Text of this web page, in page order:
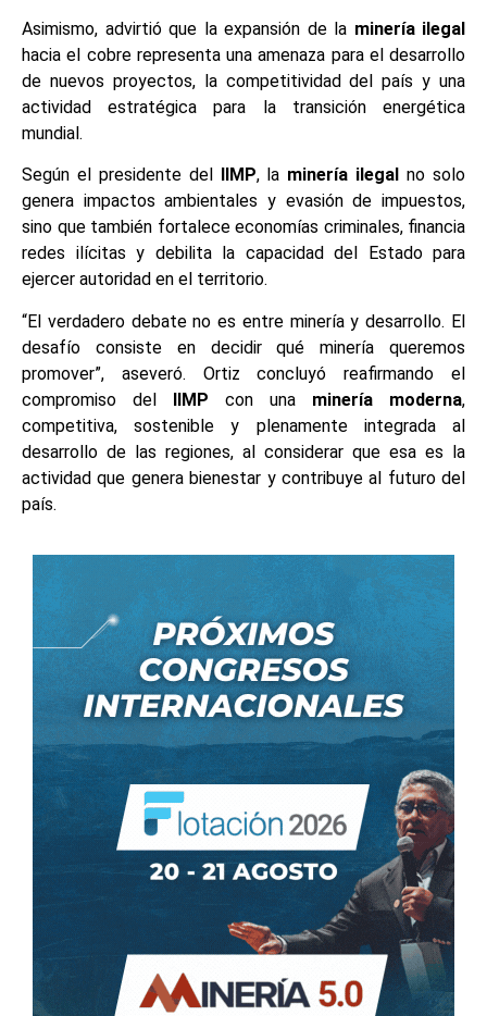
Asimismo, advirtió que la expansión de la minería ilegal
hacia el cobre representa una amenaza para el desarrollo
de nuevos proyectos, la competitividad del país y una
actividad estratégica para la transición energética
mundial.
Según el presidente del IIMP, la minería ilegal no solo
genera impactos ambientales y evasión de impuestos,
sino que también fortalece economías criminales, financia
redes ilícitas y debilita la capacidad del Estado para
ejercer autoridad en el territorio.
“El verdadero debate no es entre minería y desarrollo. El
desafío consiste en decidir qué minería queremos
promover”, aseveró. Ortiz concluyó reafirmando el
compromiso del IIMP con una minería moderna,
competitiva, sostenible y plenamente integrada al
desarrollo de las regiones, al considerar que esa es la
actividad que genera bienestar y contribuye al futuro del
país.